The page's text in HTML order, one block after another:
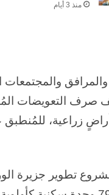
منذ 3 أيام
والمجتمعات
صرف التعويضات
زراعية، للمُنطبق
تطوير جزيرة